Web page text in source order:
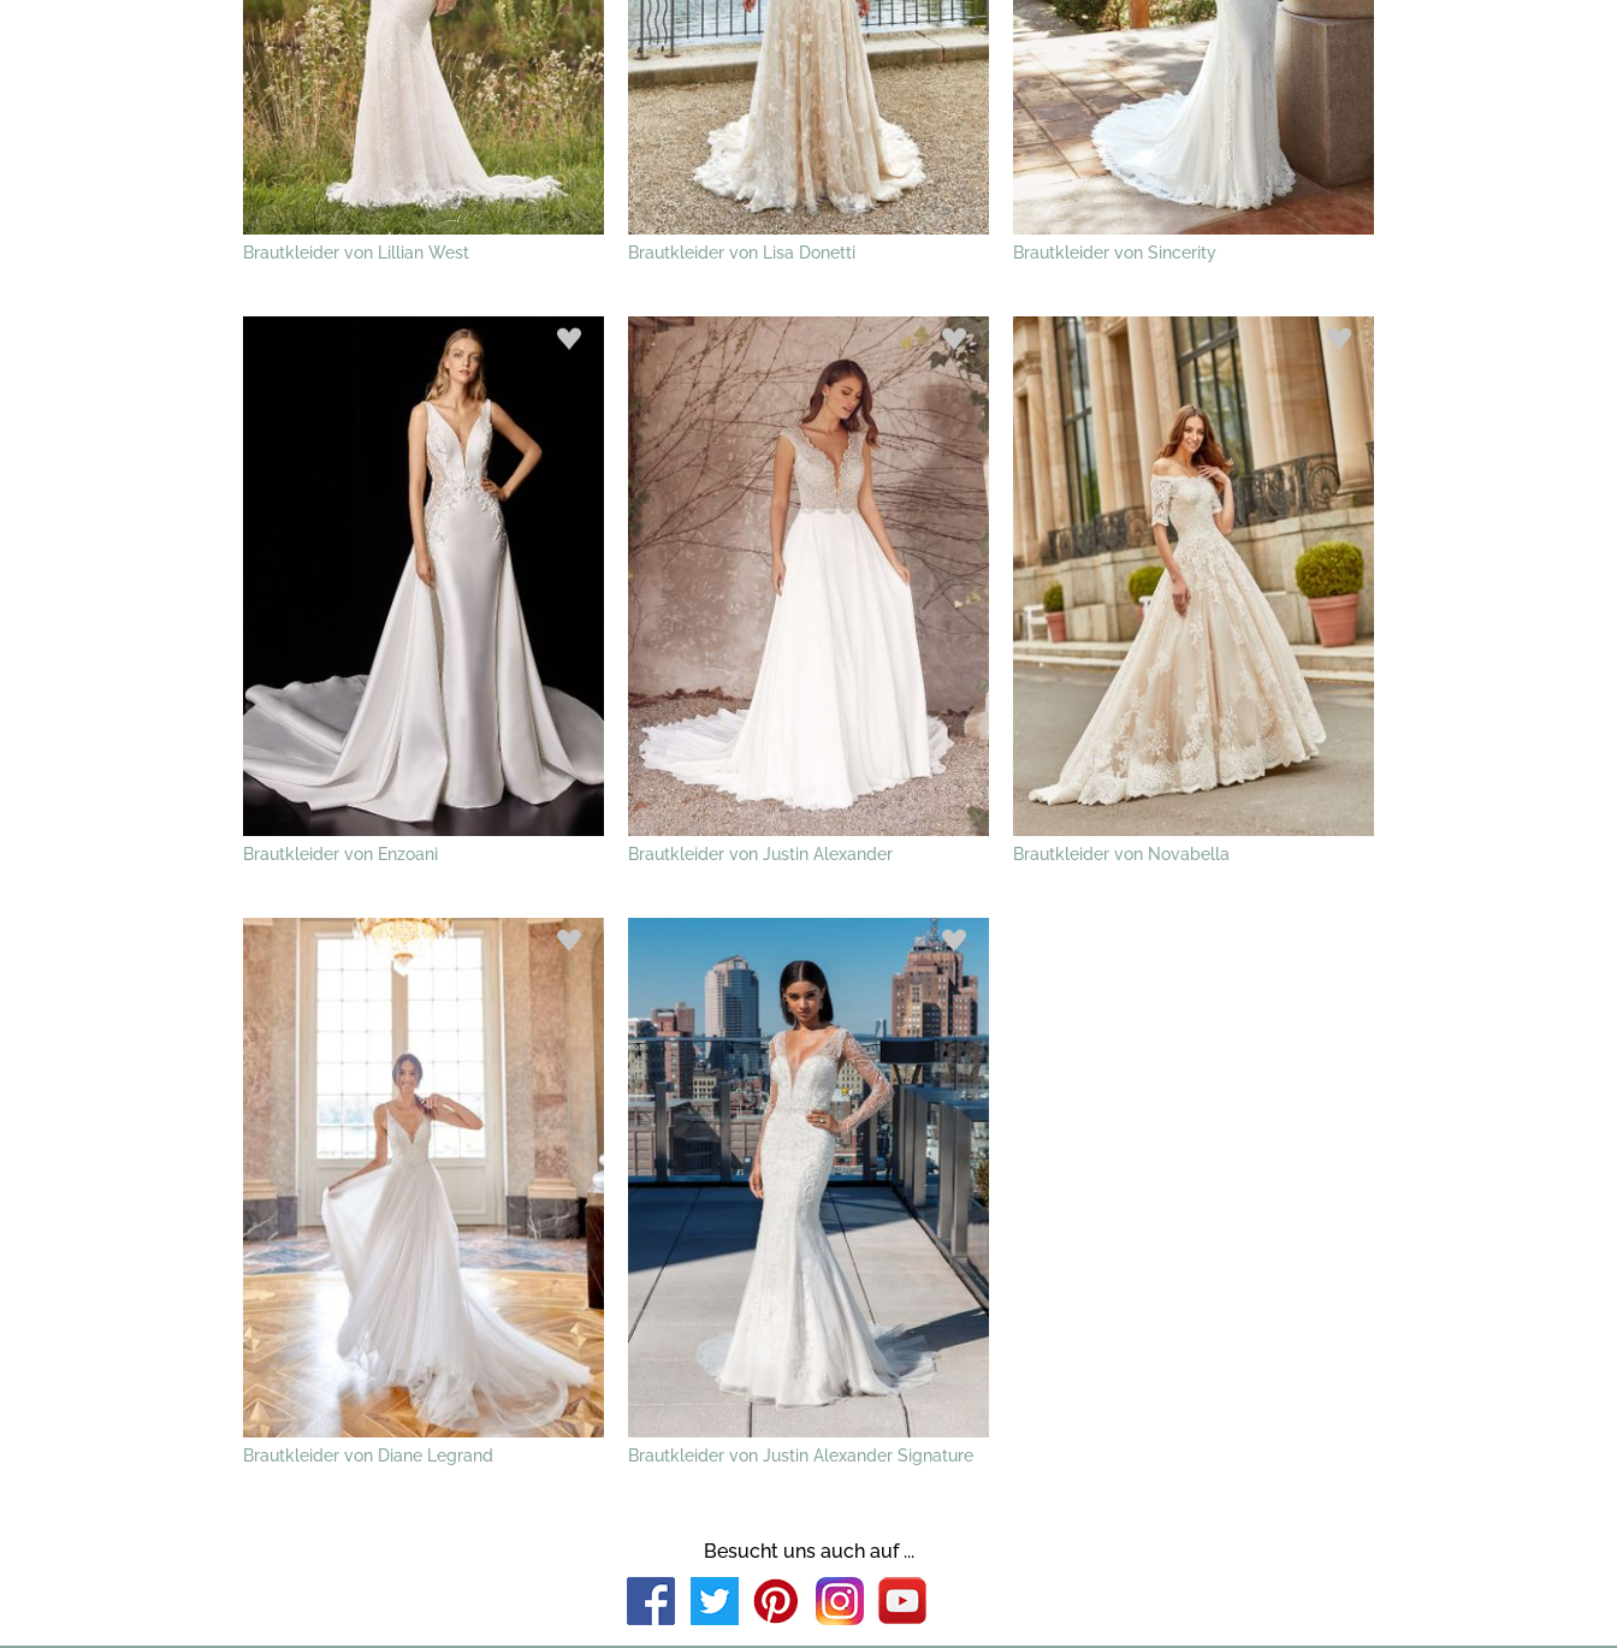
Brautkleider von Lillian West Brautkleider von Lisa Donetti Brautkleider von Sincerity
Brautkleider von Enzoani Brautkleider von Justin Alexander Brautkleider von Novabella
Brautkleider von Diane Legrand Brautkleider von Justin Alexander Signature
Besucht uns auch auf ...